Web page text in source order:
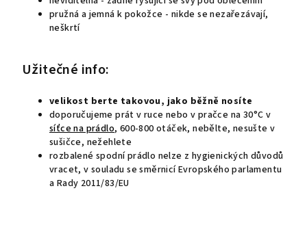
pružná a jemná k pokožce - nikde se nezařezávají,
neškrtí
Užitečné info:
velikost berte takovou, jako běžně nosíte
doporučujeme prát v ruce nebo v pračce na 30°C v
síťce na prádlo, 600-800 otáček, nebělte, nesušte v
sušičce, nežehlete
rozbalené spodní prádlo nelze z hygienických důvodů
vracet, v souladu se směrnicí Evropského parlamentu
a Rady 2011/83/EU